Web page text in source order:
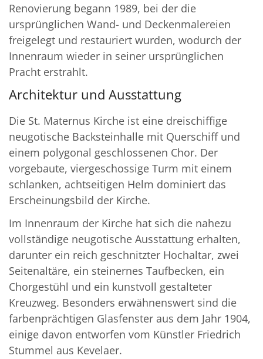
Renovierung begann 1989, bei der die
ursprünglichen Wand- und Deckenmalereien
freigelegt und restauriert wurden, wodurch der
Innenraum wieder in seiner ursprünglichen
Pracht erstrahlt.
Architektur und Ausstattung
Die St. Maternus Kirche ist eine dreischiffige
neugotische Backsteinhalle mit Querschiff und
einem polygonal geschlossenen Chor. Der
vorgebaute, viergeschossige Turm mit einem
schlanken, achtseitigen Helm dominiert das
Erscheinungsbild der Kirche.
Im Innenraum der Kirche hat sich die nahezu
vollständige neugotische Ausstattung erhalten,
darunter ein reich geschnitzter Hochaltar, zwei
Seitenaltäre, ein steinernes Taufbecken, ein
Chorgestühl und ein kunstvoll gestalteter
Kreuzweg. Besonders erwähnenswert sind die
farbenprächtigen Glasfenster aus dem Jahr 1904,
einige davon entworfen vom Künstler Friedrich
Stummel aus Kevelaer.